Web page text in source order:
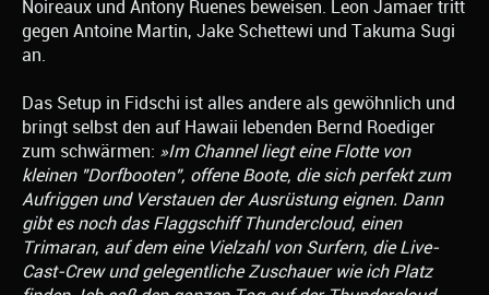
Noireaux und Antony Ruenes beweisen. Leon Jamaer tritt
gegen Antoine Martin, Jake Schettewi und Takuma Sugi
an.
Das Setup in Fidschi ist alles andere als gewöhnlich und
bringt selbst den auf Hawaii lebenden Bernd Roediger
zum schwärmen: »Im Channel liegt eine Flotte von
kleinen "Dorfbooten", offene Boote, die sich perfekt zum
Aufriggen und Verstauen der Ausrüstung eignen. Dann
gibt es noch das Flaggschiff Thundercloud, einen
Trimaran, auf dem eine Vielzahl von Surfern, die Live-
Cast-Crew und gelegentliche Zuschauer wie ich Platz